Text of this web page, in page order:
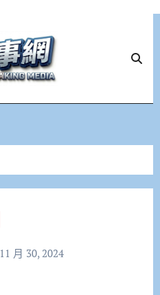
11 月 30, 2024